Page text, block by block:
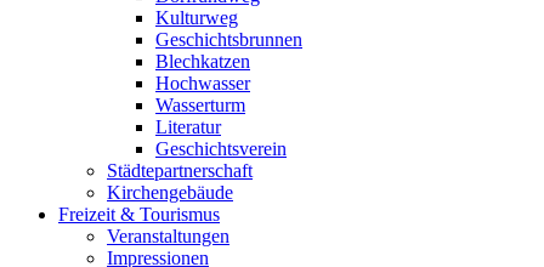
Kulturweg
Geschichtsbrunnen
Blechkatzen
Hochwasser
Wasserturm
Literatur
Geschichtsverein
Städtepartnerschaft
Kirchengebäude
Freizeit & Tourismus
Veranstaltungen
Impressionen